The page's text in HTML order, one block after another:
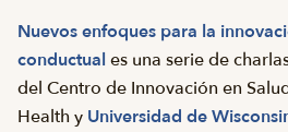
Nuevos enfoques para la
conductuales una serie de
del Centro de Innovación en
Health y Universidad de